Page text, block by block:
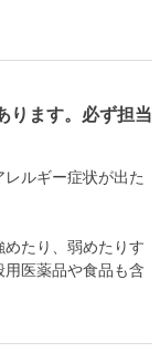
ります。必ず担当
ルギー症状が出た
たり、弱めたりす
医薬品や食品も含